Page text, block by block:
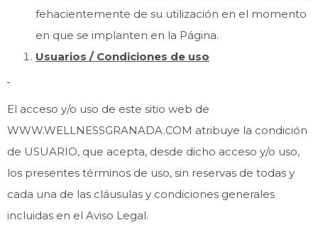
fehacientemente de su utilización en el momento
en que se implanten en la Página.
Usuarios / Condiciones de uso
El acceso y/o uso de este sitio web de
WWW.WELLNESSGRANADA.COM atribuye la condición
de USUARIO, que acepta, desde dicho acceso y/o uso,
los presentes términos de uso, sin reservas de todas y
cada una de las cláusulas y condiciones generales
incluidas en el Aviso Legal.